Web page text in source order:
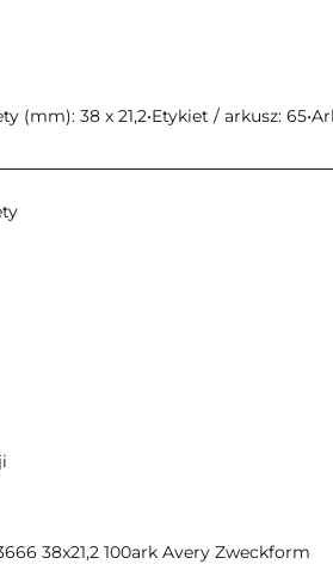
(mm): 38 x 21,2•Etykiet / arkusz:
38x21,2 100ark Avery Zweckform